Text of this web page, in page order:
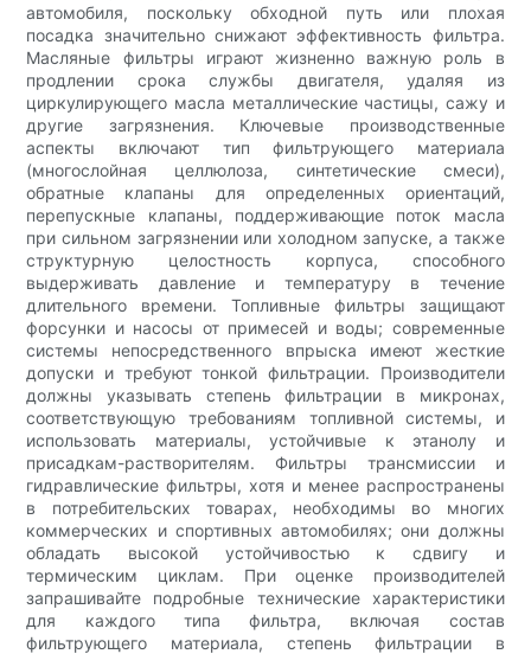
автомобиля, поскольку обходной путь или плохая
посадка значительно снижают эффективность фильтра.
Масляные фильтры играют жизненно важную роль в
продлении срока службы двигателя, удаляя из
циркулирующего масла металлические частицы, сажу и
другие загрязнения. Ключевые производственные
аспекты включают тип фильтрующего материала
(многослойная целлюлоза, синтетические смеси),
обратные клапаны для определенных ориентаций,
перепускные клапаны, поддерживающие поток масла
при сильном загрязнении или холодном запуске, а также
структурную целостность корпуса, способного
выдерживать давление и температуру в течение
длительного времени. Топливные фильтры защищают
форсунки и насосы от примесей и воды; современные
системы непосредственного впрыска имеют жесткие
допуски и требуют тонкой фильтрации. Производители
должны указывать степень фильтрации в микронах,
соответствующую требованиям топливной системы, и
использовать материалы, устойчивые к этанолу и
присадкам-растворителям. Фильтры трансмиссии и
гидравлические фильтры, хотя и менее распространены
в потребительских товарах, необходимы во многих
коммерческих и спортивных автомобилях; они должны
обладать высокой устойчивостью к сдвигу и
термическим циклам. При оценке производителей
запрашивайте подробные технические характеристики
для каждого типа фильтра, включая состав
фильтрующего материала, степень фильтрации в